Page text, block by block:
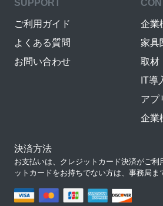
SUPPORT
ご利用ガイド
よくある質問
お問い合わせ
企業
家具
取材
IT導
アプ
企業
決済方法
お支払いは、クレジットカード決済がご利
ットカードをお持ちでない方は、事務局ま